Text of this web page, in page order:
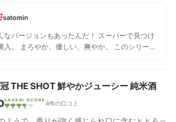
satomin
なバージョンもあったんだ！ スーパーで見つけ
入。 まろやか、優しい、爽やか。 このシリーズ
THE SHOT 鮮やかジューシー 純米酒
SAKEAI SCORE 4件の口コミ